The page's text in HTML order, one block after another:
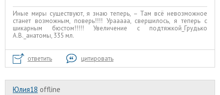
Иные миры существуют, я знаю теперь, – Там всё невозможное
станет возможным, поверь!!!! Урааааа, свершилось, я теперь с
шикарным бюстом!!!!! Увеличение с подтяжкой_Грудько
А.В._анатомы, 335 мл.
ответить цитировать
Юлия18 offline